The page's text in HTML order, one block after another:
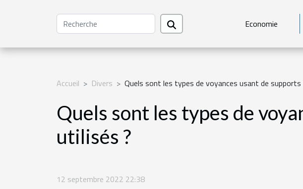
Economie
Accueil Divers Quels sont les types de voyances usant de
Quels sont les types de
utilisés ?
12 septembre 2022 22:38